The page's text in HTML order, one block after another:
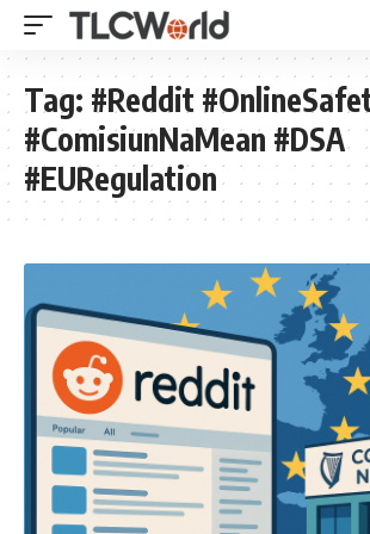
Tag: #Reddit
#ComisiunNaMean #DSA
#EURegulation